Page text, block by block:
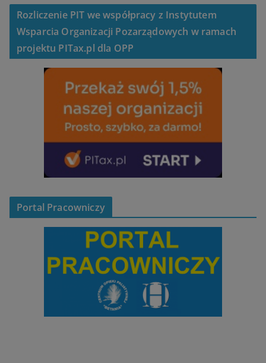
Rozliczenie PIT we współpracy z Instytutem
Wsparcia Organizacji Pozarządowych w ramach
projektu PITax.pl dla OPP
Portal Pracowniczy